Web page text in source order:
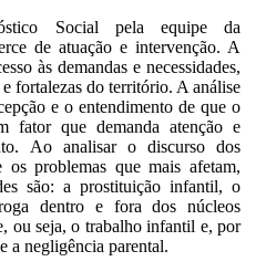
Social pela equipe da
de atuação e intervenção. A
às demandas e necessidades,
fortalezas do território. A análise
e o entendimento de que o
fator que demanda atenção e
Ao analisar o discurso dos
os problemas que mais afetam,
são: a prostituição infantil, o
dentro e fora dos núcleos
ou seja, o trabalho infantil e, por
a negligência parental.